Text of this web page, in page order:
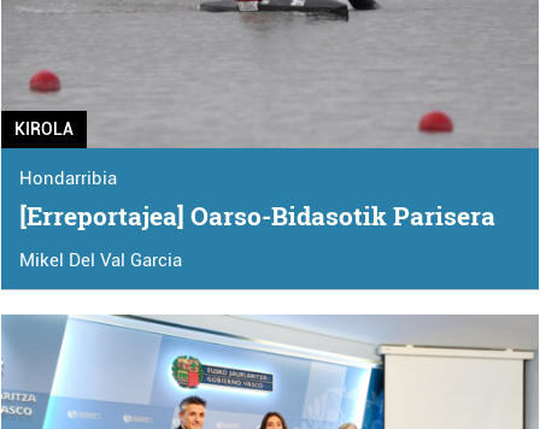
KIROLA
Hondarribia
[Erreportajea] Oarso-Bidasotik Parisera
Mikel Del Val Garcia